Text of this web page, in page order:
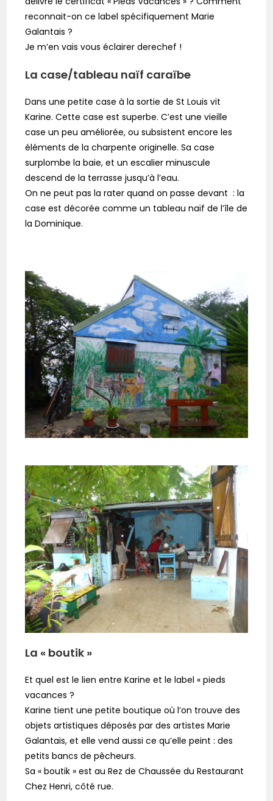
reconnait-on ce label spécifiquement Marie
Galantais ?
Je m’en vais vous éclairer derechef !
La case/tableau naïf caraïbe
Dans une petite case à la sortie de St Louis vit
Karine. Cette case est superbe. C’est une vieille
case un peu améliorée, ou subsistent encore les
éléments de la charpente originelle. Sa case
surplombe la baie, et un escalier minuscule
descend de la terrasse jusqu’à l’eau.
On ne peut pas la rater quand on passe devant : la
case est décorée comme un tableau naïf de l’île de
la Dominique.
La « boutik »
Et quel est le lien entre Karine et le label « pieds
vacances ?
Karine tient une petite boutique où l’on trouve des
objets artistiques déposés par des artistes Marie
Galantais, et elle vend aussi ce qu’elle peint : des
petits bancs de pêcheurs.
Sa « boutik » est au Rez de Chaussée du Restaurant
Chez Henri, côté rue.